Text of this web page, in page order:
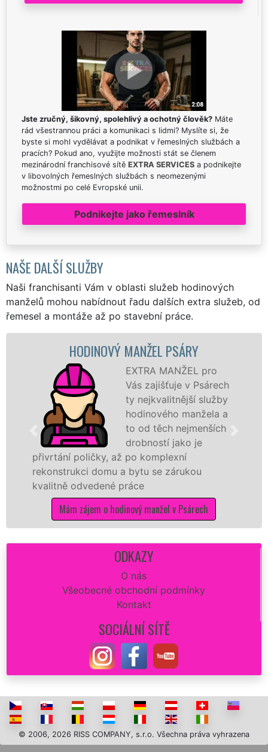
Jste zručný, šikovný, spolehlivý a ochotný člověk? Máte
rád všestrannou práci a komunikaci s lidmi? Myslíte si, že
byste si mohl vydělávat a podnikat v řemeslných službách a
pracích? Pokud ano, využijte možnosti stát se členem
mezinárodní franchisové sítě EXTRA SERVICES a podnikejte
v libovolných řemeslných službách s neomezenými
možnostmi po celé Evropské unii.
Podnikejte jako řemeslník
NAŠE DALŠÍ SLUŽBY
Naši franchisanti Vám v oblasti služeb hodinových
manželů mohou nabídnout řadu dalších extra služeb, od
řemesel a montáže až po stavební práce.
HODINOVÝ MANŽEL PSÁRY
EXTRA MANŽEL pro
Vás zajišťuje v Psárech
ty nejkvalitnější služby
hodinového manžela a
to od těch nejmenších
drobností jako je
poličky, až po komplexní
domu a bytu se zárukou
práce
zájem o hodinový manžel v Psárech
ODKAZY
O nás
Všeobecné obchodní podmínky
Kontakt
SOCIÁLNÍ SÍTĚ